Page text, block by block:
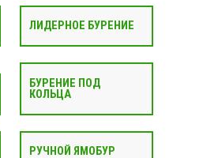
ЛИДЕРНОЕ БУРЕНИЕ
БУРЕНИЕ ПОД
КОЛЬЦА
РУЧНОЙ ЯМОБУР